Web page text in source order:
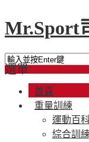
Mr.Sport
選單
首頁
重量訓練
運動百
綜合訓